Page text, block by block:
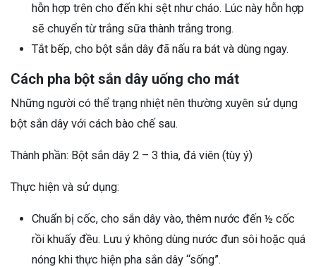
hỗn hợp trên cho đến khi sệt như cháo. Lúc này hỗn hợp
sẽ chuyển từ trắng sữa thành trắng trong.
Tắt bếp, cho bột sắn dây đã nấu ra bát và dùng ngay.
Cách pha bột sắn dây uống cho mát
Những người có thể trạng nhiệt nên thường xuyên sử dụng
bột sắn dây với cách bào chế sau.
Thành phần: Bột sắn dây 2 – 3 thìa, đá viên (tùy ý)
Thực hiện và sử dụng:
Chuẩn bị cốc, cho sắn dây vào, thêm nước đến ½ cốc
rồi khuấy đều. Lưu ý không dùng nước đun sôi hoặc quá
nóng khi thực hiện pha sắn dây “sống”.